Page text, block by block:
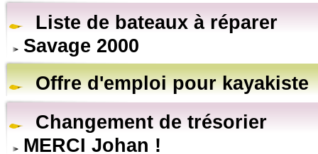
Liste de bateaux à réparer
Savage 2000
Offre d'emploi pour kayakiste
Changement de trésorier
MERCI Johan !